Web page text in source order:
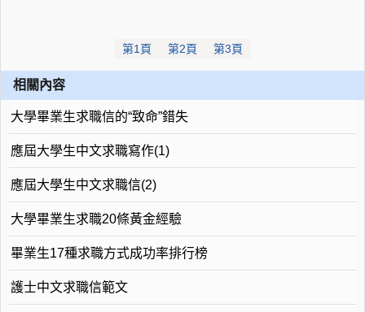
第1頁 第2頁 第3頁
相關內容
大學畢業生求職信的“致命”錯失
應屆大學生中文求職寫作(1)
應屆大學生中文求職信(2)
大學畢業生求職20條黃金經驗
畢業生17種求職方式成功率排行榜
護士中文求職信範文